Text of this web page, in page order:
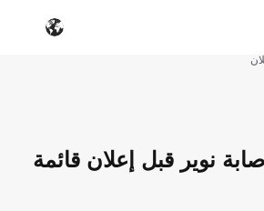
نوير قبل إعلان قائمة